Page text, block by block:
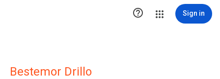
 Sign in
Bestemor Drillo